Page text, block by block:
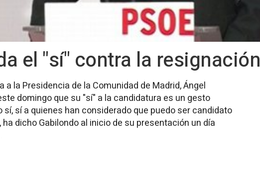
el "sí" contra la resignación
la Presidencia de la Comunidad de Madrid, Ángel
domingo que su "sí" a la candidatura es un gesto
sí, sí a quienes han considerado que puedo ser candidato
dicho Gabilondo al inicio de su presentación un día